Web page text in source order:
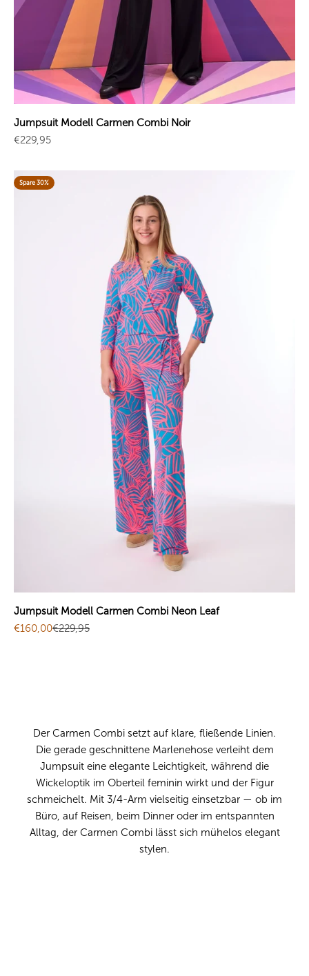
Jumpsuit Modell Carmen Combi Noir
Angebot
€229,95
Spare 30%
Jumpsuit Modell Carmen Combi Neon Leaf
Angebot
€160,00Regulärer Preis
€229,95
Der Carmen Combi setzt auf klare, fließende Linien.
Die gerade geschnittene Marlenehose verleiht dem
Jumpsuit eine elegante Leichtigkeit, während die
Wickeloptik im Oberteil feminin wirkt und der Figur
schmeichelt. Mit 3/4-Arm vielseitig einsetzbar — ob im
Büro, auf Reisen, beim Dinner oder im entspannten
Alltag, der Carmen Combi lässt sich mühelos elegant
stylen.